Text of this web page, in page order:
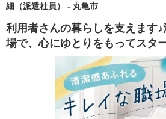
細（派遣社員） - 丸亀市
利用者さんの暮らしを支えます
場で、心にゆとりをもってスタ